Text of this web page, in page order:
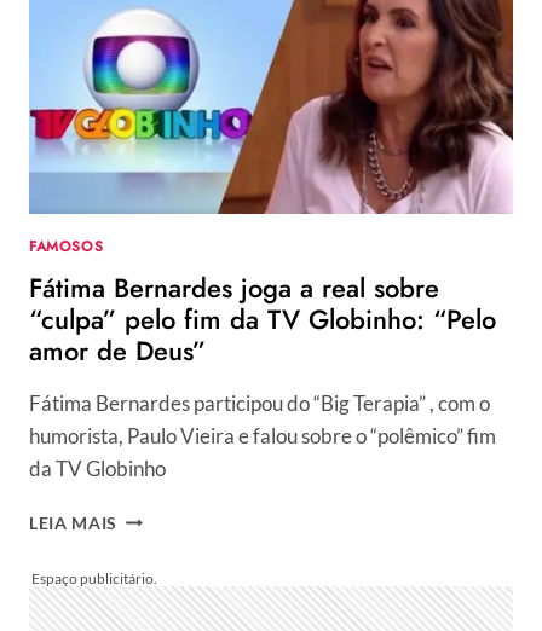
PERSONAGENS
DE
NOVELA
PASSADA
EM
NOVA
PRODUÇÃO
FAMOSOS
Fátima Bernardes joga a real sobre
“culpa” pelo fim da TV Globinho: “Pelo
amor de Deus”
Fátima Bernardes participou do “Big Terapia” , com o
humorista, Paulo Vieira e falou sobre o “polêmico” fim
da TV Globinho
LEIA MAIS FÁTIMA
A
REAL